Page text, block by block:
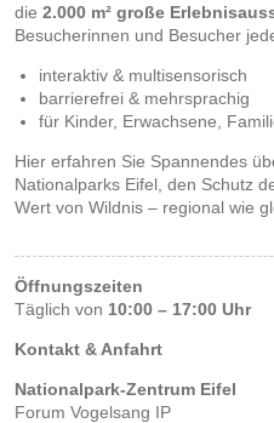
die 2.000 m² große
Besucherinnen und Besucher
interaktiv & multisensorisch
barrierefrei & mehrsprachig
für Kinder, Erwachsene,
Hier erfahren Sie Spannendes
Nationalparks Eifel, den Schutz
Wert von Wildnis – regional wie
Öffnungszeiten
Täglich von 10:00 – 17:00 Uhr
Kontakt & Anfahrt
Nationalpark-Zentrum Eifel
Forum Vogelsang IP